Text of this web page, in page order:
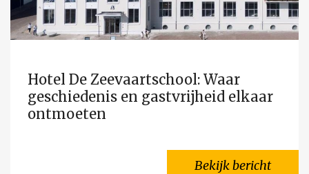
Hotel De Zeevaartschool: Waar
geschiedenis en gastvrijheid elkaar
ontmoeten
Bekijk bericht